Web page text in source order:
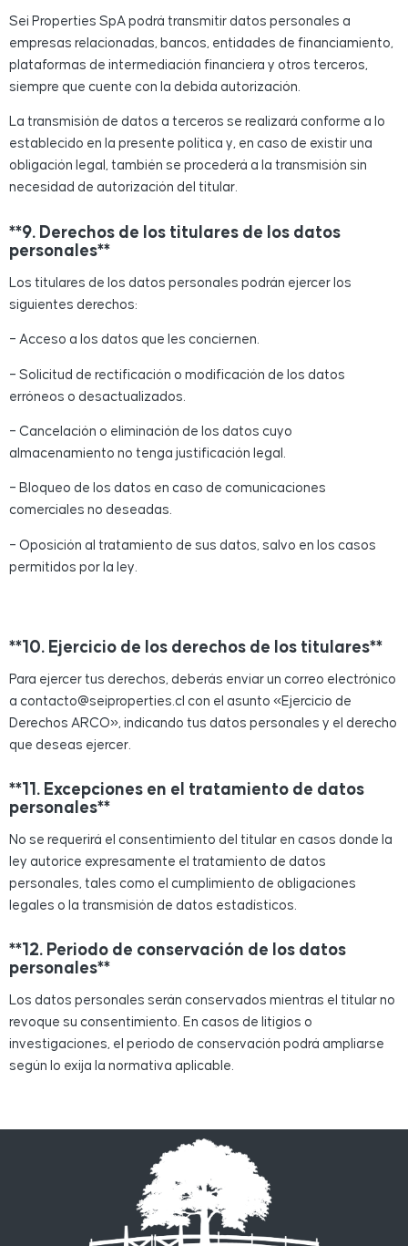
Sei Properties SpA podrá transmitir datos personales a
empresas relacionadas, bancos, entidades de financiamiento,
plataformas de intermediación financiera y otros terceros,
siempre que cuente con la debida autorización.
La transmisión de datos a terceros se realizará conforme a lo
establecido en la presente política y, en caso de existir una
obligación legal, también se procederá a la transmisión sin
necesidad de autorización del titular.
**9. Derechos de los titulares de los datos
personales**
Los titulares de los datos personales podrán ejercer los
siguientes derechos:
– Acceso a los datos que les conciernen.
– Solicitud de rectificación o modificación de los datos
erróneos o desactualizados.
– Cancelación o eliminación de los datos cuyo
almacenamiento no tenga justificación legal.
– Bloqueo de los datos en caso de comunicaciones
comerciales no deseadas.
– Oposición al tratamiento de sus datos, salvo en los casos
permitidos por la ley.
**10. Ejercicio de los derechos de los titulares**
Para ejercer tus derechos, deberás enviar un correo electrónico
a contacto@seiproperties.cl con el asunto «Ejercicio de
Derechos ARCO», indicando tus datos personales y el derecho
que deseas ejercer.
**11. Excepciones en el tratamiento de datos
personales**
No se requerirá el consentimiento del titular en casos donde la
ley autorice expresamente el tratamiento de datos
personales, tales como el cumplimiento de obligaciones
legales o la transmisión de datos estadísticos.
**12. Periodo de conservación de los datos
personales**
Los datos personales serán conservados mientras el titular no
revoque su consentimiento. En casos de litigios o
investigaciones, el periodo de conservación podrá ampliarse
según lo exija la normativa aplicable.